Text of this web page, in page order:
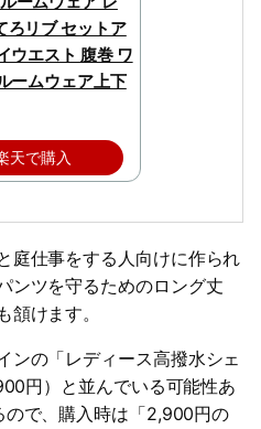
ろリブ セットア
ウエスト 腹巻 ワ
ームウェア上下
天で購入
庭仕事をする人向けに作られ
ンツを守るためのロング丈
けます。
ンの「レディース高撥水シェ
円）と並んでいる可能性あ
ので、購入時は「2,900円の